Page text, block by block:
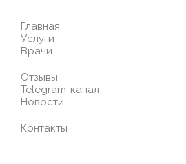
Главная
Услуги
Врачи
Отзывы
Telegram-канал
Новости
Контакты